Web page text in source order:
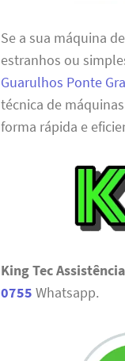
Se a sua máquina
estranhos ou
Guarulhos Ponte
técnica de
forma rápida e
King Tec
0755 Whatsapp.